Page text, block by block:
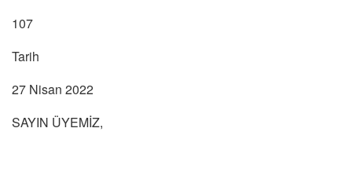
107
Tarih
27 Nisan 2022
SAYIN ÜYEMİZ,